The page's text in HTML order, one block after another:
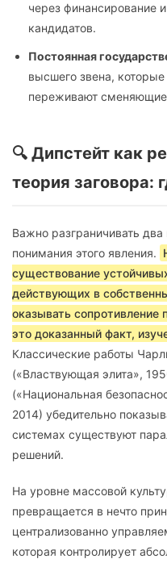
через финансирование
кандидатов.
Постоянная
высшего звена,
переживают
🔍 Дипстейт как
теория заговора:
Важно разграничивать
понимания этого явления.
существование
действующих в
оказывать
это доказанный факт,
Классические работы
(«Властвующая элита»,
(«Национальная
2014) убедительно
системах существуют
решений.
На уровне массовой
превращается в нечто
централизованно
которая контролирует